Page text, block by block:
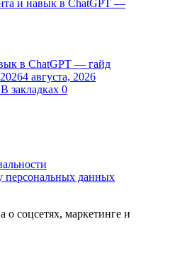
в ChatGPT — гайд
4 августа, 2026
В закладках 0
персональных данных
соцсетях, маркетинге и